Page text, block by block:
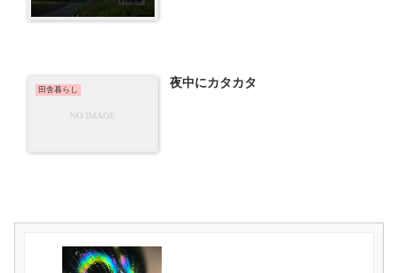
田舎暮らし 夜中にカタカタ